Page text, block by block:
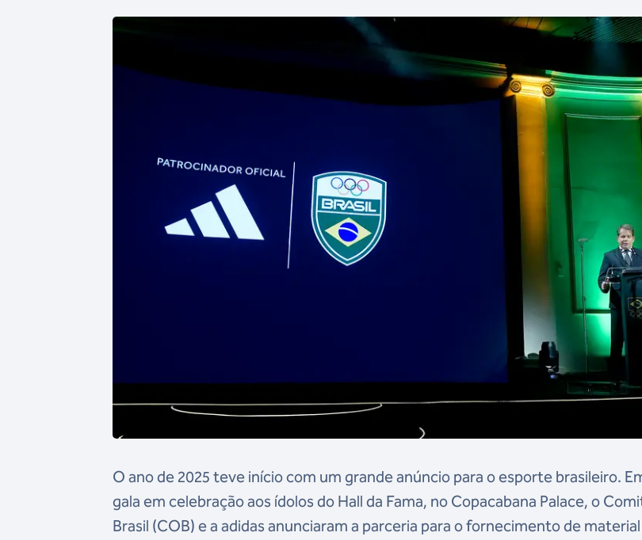
O ano de 2025 teve início com um grande anúncio para o esporte brasileiro.
gala em celebração aos ídolos do Hall da Fama, no Copacabana Palace, o
Brasil (COB) e a adidas anunciaram a parceria para o fornecimento de